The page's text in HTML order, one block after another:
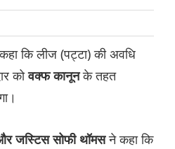
कि लीज (पट्टा) की अवधि
कोवक्फ कानूनके तहत
जस्टिस सोफी थॉमसने कहा कि